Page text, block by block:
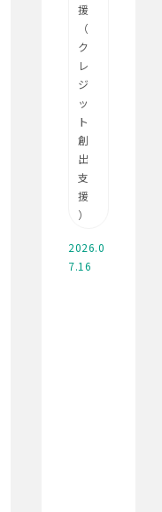
援
（
ク
レ
ジ
ッ
ト
創
出
支
援
）
2026.0
7.16